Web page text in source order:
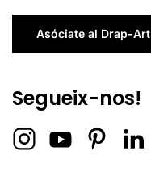
Asóciate al Drap-Art
Segueix-nos!